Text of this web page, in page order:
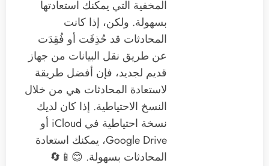
المخفية التي يمكنك استعادتها
بسهولة. ولكن، إذا كانت
المحادثات قد حُذِفَت أو فُقِدَت
عن طريق نقل البيانات من جهاز
قديم لجديد، فإن أفضل طريقة
لاستعادة المحادثات هي من خلال
النسخ الاحتياطية. إذا كان لديك
نسخة احتياطية في iCloud أو
Google Drive، يمكنك استعادة
المحادثات بسهولة. 😊📱🔄